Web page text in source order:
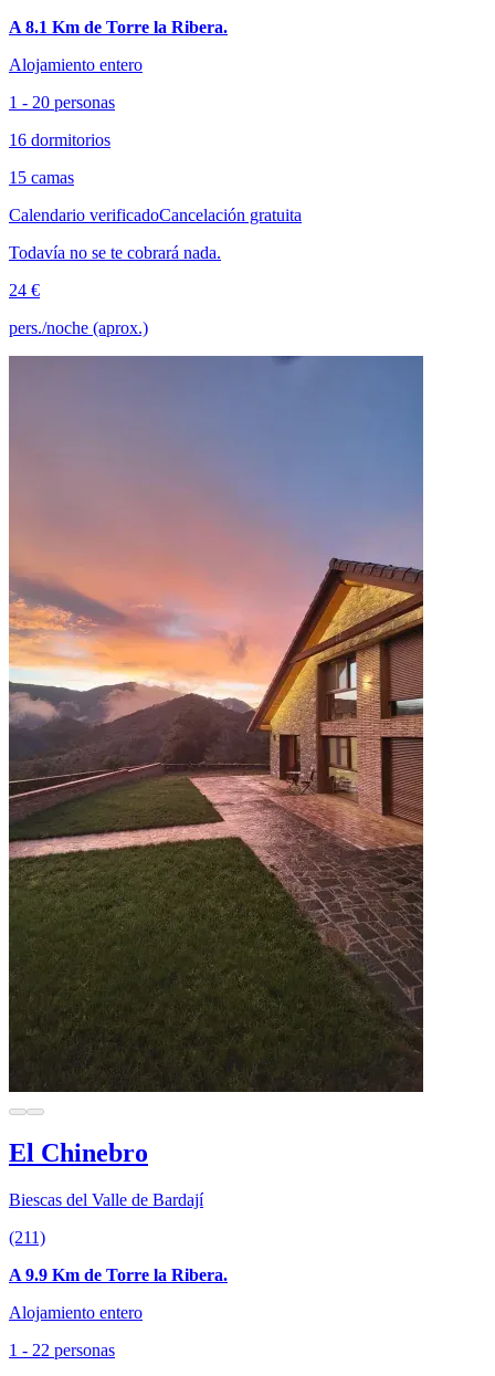
A 8.1 Km de Torre la Ribera.
Alojamiento entero
1 - 20 personas
16 dormitorios
15 camas
Calendario verificadoCancelación gratuita
Todavía no se te cobrará nada.
24 €
pers./noche (aprox.)
El Chinebro
Biescas del Valle de Bardají
(211)
A 9.9 Km de Torre la Ribera.
Alojamiento entero
1 - 22 personas